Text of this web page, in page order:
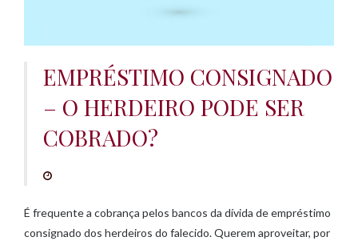
EMPRÉSTIMO CONSIGNADO
– O HERDEIRO PODE SER
COBRADO?
É frequente a cobrança pelos bancos da dívida de empréstimo
consignado dos herdeiros do falecido. Querem aproveitar, por